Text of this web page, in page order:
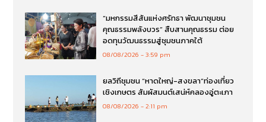
“มหกรรมสีสันแห่งศรัทธา พัฒนาชุมชน
คุณธรรมพลังบวร” สืบสานคุณธรรม ต่อย
อดทุนวัฒนธรรมสู่ชุมชนภาคใต้
08/08/2026 3:59 pm
ยลวิถีชุมชน “หาดใหญ่-สงขลา”ท่องเที่ยว
เชิงเกษตร สัมผัสมนต์เสน่ห์คลองอู่ตะเภา
08/08/2026 2:11 pm